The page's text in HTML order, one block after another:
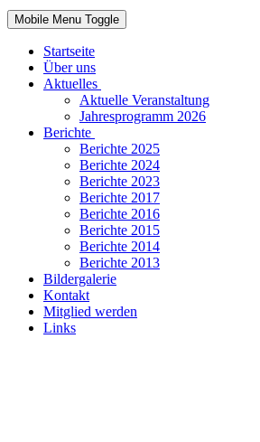
Mobile Menu Toggle
Startseite
Über uns
Aktuelles
Aktuelle Veranstaltung
Jahresprogramm 2026
Berichte
Berichte 2025
Berichte 2024
Berichte 2023
Berichte 2017
Berichte 2016
Berichte 2015
Berichte 2014
Berichte 2013
Bildergalerie
Kontakt
Mitglied werden
Links